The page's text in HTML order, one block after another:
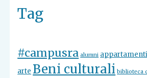
Tag
#campusra alumni appartamenti
arte Beni culturali biblioteca